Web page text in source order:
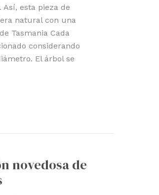
esta pieza de
natural con una
Tasmania Cada
considerando
El árbol se
novedosa de